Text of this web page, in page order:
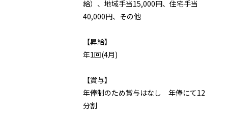
給）、地域手当15,000円、住宅手当
40,000円、その他
【昇給】
年1回(4月)
【賞与】
年俸制のため賞与はなし 年俸にて12
分割